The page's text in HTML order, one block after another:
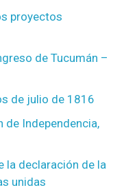
proyectos
de Tucumán –
de julio de 1816
de Independencia,
la declaración de la
unidas